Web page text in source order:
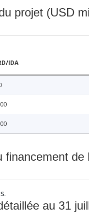
projet (USD
IDA
financement
au 31